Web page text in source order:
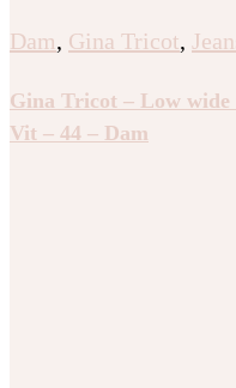
Dam, Gina Tricot,
Gina Tricot – Low wide
Vit – 44 – Dam